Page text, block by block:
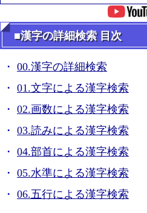
■漢字の詳細検索 目次
00.漢字の詳細検索
01.文字による漢字検索
02.画数による漢字検索
03.読みによる漢字検索
04.部首による漢字検索
05.水準による漢字検索
06.五行による漢字検索